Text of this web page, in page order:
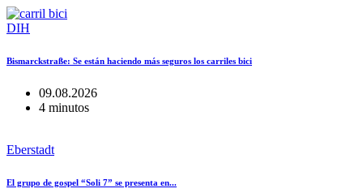
DIH
Bismarckstraße: Se están haciendo más seguros los carriles bici
09.08.2026
4 minutos
Eberstadt
El grupo de gospel “Soli 7” se presenta en...